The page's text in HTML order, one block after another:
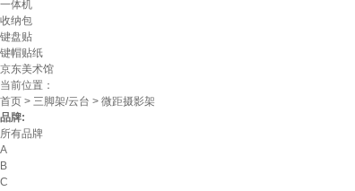
一体机
收纳包
键盘贴
键帽贴纸
京东美术馆
当前位置：
首页 > 三脚架/云台 > 微距摄影架
品牌:
所有品牌
A
B
C